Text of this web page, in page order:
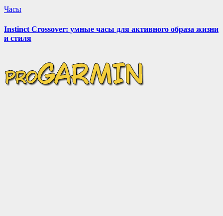
Часы
Instinct Crossover: умные часы для активного образа жизни
и стиля